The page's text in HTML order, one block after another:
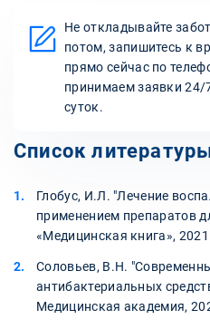
Не откладывайте
потом, запишитесь к
прямо сейчас по
принимаем заявки 24/
суток.
Список
Глобус, И.Л. "Лечение
применением препаратов
«Медицинская книга»,
Соловьев, В.Н.
антибактериальных
Медицинская академия,